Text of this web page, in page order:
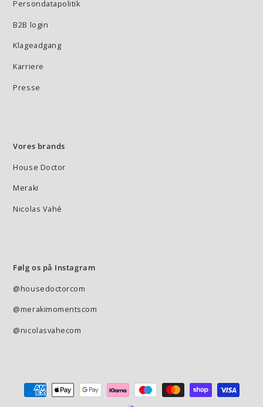
Persondatapolitik
B2B login
Klageadgang
Karriere
Presse
Vores brands
House Doctor
Meraki
Nicolas Vahé
Følg os på Instagram
@housedoctorcom
@merakimomentscom
@nicolasvahecom
Betalingsmetode